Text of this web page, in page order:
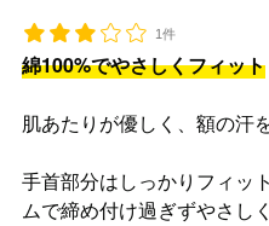
1件
綿100%でやさしくフィット
肌あたりが優しく、額の汗
手首部分はしっかりフィッ
ムで締め付け過ぎずやさし